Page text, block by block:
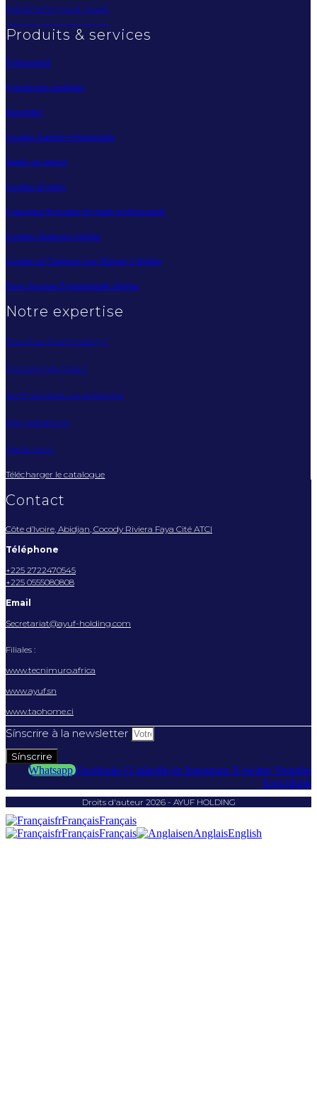
Évènement grand public
Produits & services
Évènementiel
Construction modulaire
Immobilier
Location d'articles évènementiels
Stands sur mesure
Location de tentes
Conception & location de stands professionnels
Location chapiteaux Abidjan
Location de Chapiteau pour Mariage à Abidjan
Devis Structure Événementielle Abidjan
Notre expertise
Pourquoi Ayuf Holding ?
Qui sommes-nous ?
AYUF architecture éphémère
Nos réalisations
Mediaroom
Télécharger le catalogue
Contact
Côte d’Ivoire, Abidjan, Cocody Riviera Faya Cité ATCI
Téléphone
+225 2722470545
+225 0555080808
Email
Secretariat@ayuf-holding.com
Filiales :
www.tecnimuro.africa
www.ayuf.sn
www.taohome.ci
Sínscrire à la newsletter
Sínscrire
Whatsapp Facebook-f Linkedin-in Instagram X-twitterYoutube
Icon-tiktok
Droits d'auteur 2026 - AYUF HOLDING
frFrançaisFrançais
frFrançaisFrançais enAnglaisEnglish